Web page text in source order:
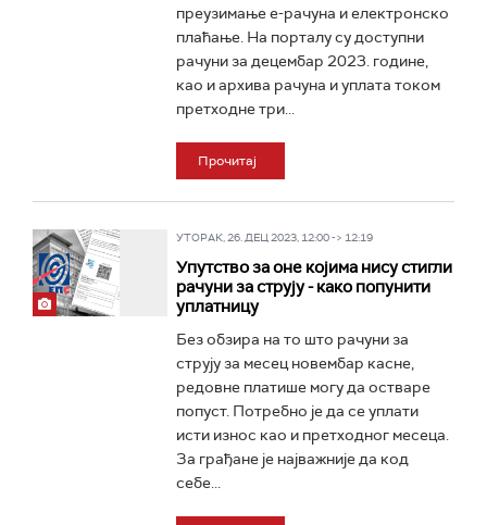
преузимање е-рачуна и електронско
плаћање. На порталу су доступни
рачуни за децембар 2023. године,
као и архива рачуна и уплата током
претходне три...
Прочитај
УТОРАК, 26. ДЕЦ 2023, 12:00 -> 12:19
Упутство за оне којима нису стигли
рачуни за струју - како попунити
уплатницу
Без обзира на то што рачуни за
струју за месец новембар касне,
редовне платише могу да остваре
попуст. Потребно је да се уплати
исти износ као и претходног месеца.
За грађане је најважније да код
себе...